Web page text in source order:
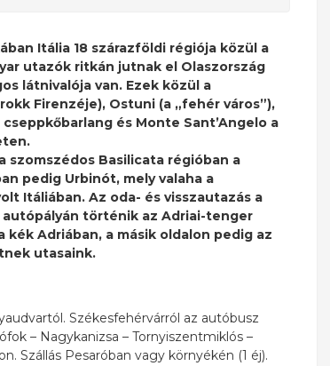
Itália 18 szárazföldi régiója közül a
utazók ritkán jutnak el Olaszország
látnivalója van. Ezek közül a
Firenzéje), Ostuni (a „fehér város”),
és Monte Sant’Angelo a
Basilicata régióban a
pedig Urbinót, mely valaha a
Itáliában. Az oda- és visszautazás a
történik az Adriai-tenger
Adriában, a másik oldalon pedig az
utasaink.
Székesfehérvárról az autóbusz
– Nagykanizsa – Tornyiszentmiklós –
Szállás Pesaróban vagy környékén (1 éj).